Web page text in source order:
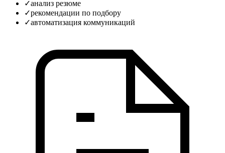
✓анализ резюме
✓рекомендации по подбору
✓автоматизация коммуникаций